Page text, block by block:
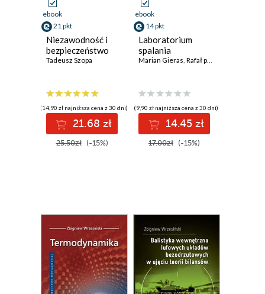
ebook
21 pkt
Niezawodność i
bezpieczeństwo
Tadeusz Szopa
(14,90 zł najniższa cena z 30 dni)
21.68 zł
25.50zł (-15%)
ebook
14 pkt
Laboratorium
spalania
Marian Gieras, Rafał porowski
(9,90 zł najniższa cena z 30 dni)
14.45 zł
17.00zł (-15%)